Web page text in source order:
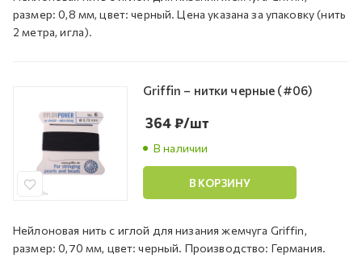
размер: 0,8 мм, цвет: черный. Цена указана за упаковку (нить
2 метра, игла).
Griffin – нитки черные (#06)
В наличии
364₽/шт
В КОРЗИНУ
Нейлоновая нить с иглой для низания жемчуга Griffin,
размер: 0,70 мм, цвет: черный. Производство: Германия.